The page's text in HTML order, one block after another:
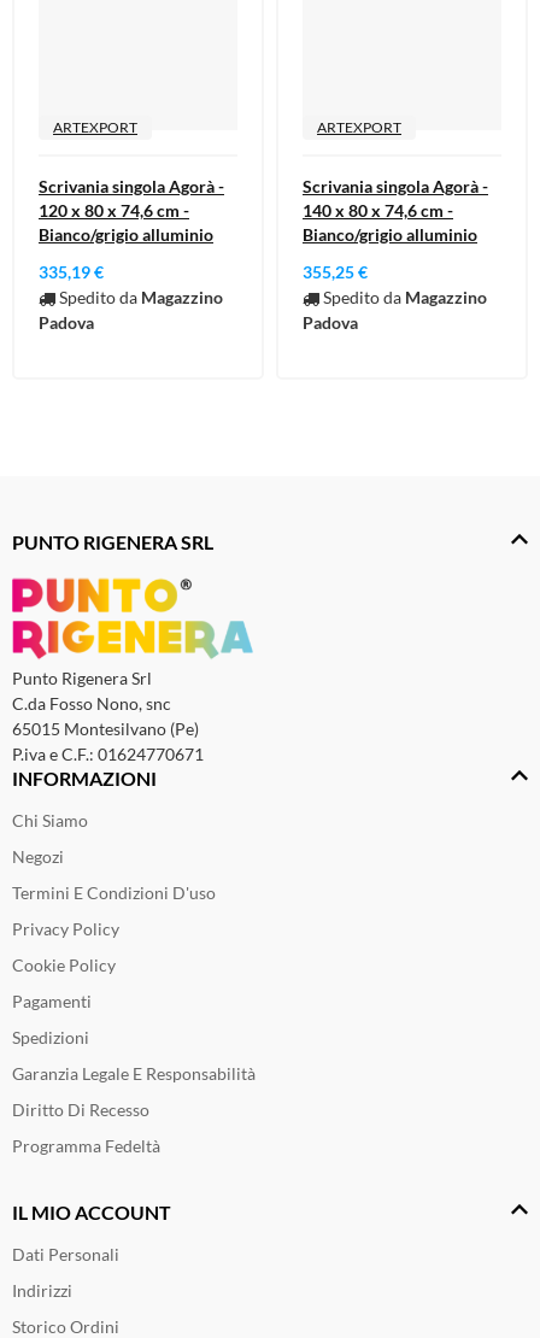
ARTEXPORT
Scrivania singola Agorà -
120 x 80 x 74,6 cm -
Bianco/grigio alluminio
335,19 €
Spedito da Magazzino
Padova
ARTEXPORT
Scrivania singola Agorà -
140 x 80 x 74,6 cm -
Bianco/grigio alluminio
355,25 €
Spedito da Magazzino
Padova
PUNTO RIGENERA SRL
Punto Rigenera Srl
C.da Fosso Nono, snc
65015 Montesilvano (Pe)
P.iva e C.F.: 01624770671
INFORMAZIONI
Chi Siamo
Negozi
Termini E Condizioni D'uso
Privacy Policy
Cookie Policy
Pagamenti
Spedizioni
Garanzia Legale E Responsabilità
Diritto Di Recesso
Programma Fedeltà
IL MIO ACCOUNT
Dati Personali
Indirizzi
Storico Ordini